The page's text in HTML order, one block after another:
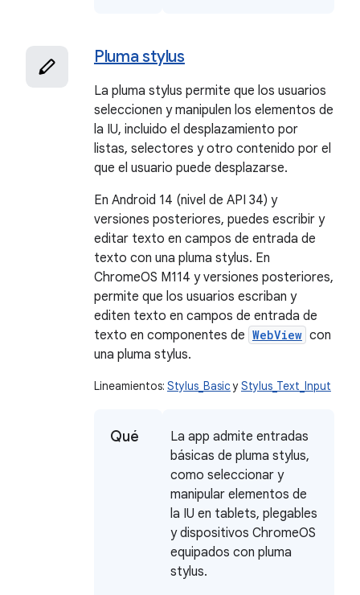
Pluma stylus
La pluma stylus permite que los usuarios
seleccionen y manipulen los elementos de
la IU, incluido el desplazamiento por
listas, selectores y otro contenido por el
que el usuario puede desplazarse.
En Android 14 (nivel de API 34) y
versiones posteriores, puedes escribir y
editar texto en campos de entrada de
texto con una pluma stylus. En
ChromeOS M114 y versiones posteriores,
permite que los usuarios escriban y
editen texto en campos de entrada de
texto en componentes de WebView con
una pluma stylus.
Lineamientos: Stylus_BasicyStylus_Text_Input
Qué
La app admite entradas
básicas de pluma stylus,
como seleccionar y
manipular elementos de
la IU en tablets, plegables
y dispositivos ChromeOS
equipados con pluma
stylus.